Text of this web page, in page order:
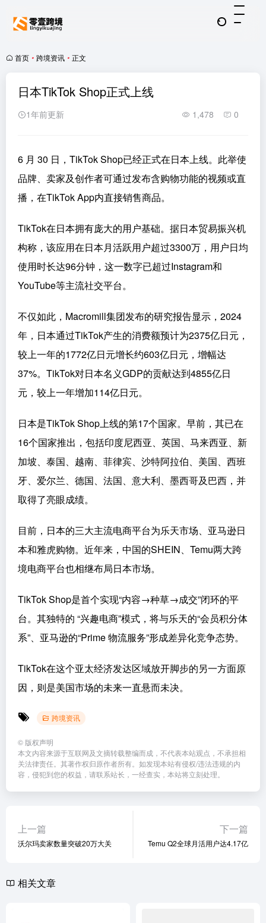
首页 • 跨境资讯 • 正文
日本TikTok Shop正式上线
1年前更新 1,478 0
6 月 30 日，TikTok Shop已经正式在日本上线。此举使
品牌、卖家及创作者可通过发布含购物功能的视频或直
播，在TikTok App内直接销售商品。
TikTok在日本拥有庞大的用户基础。据日本贸易振兴机
构称，该应用在日本月活跃用户超过3300万，用户日均
使用时长达96分钟，这一数字已超过Instagram和
YouTube等主流社交平台。
不仅如此，Macromill集团发布的研究报告显示，2024
年，日本通过TikTok产生的消费额预计为2375亿日元，
较上一年的1772亿日元增长约603亿日元，增幅达
37%。TikTok对日本名义GDP的贡献达到4855亿日
元，较上一年增加114亿日元。
日本是TikTok Shop上线的第17个国家。早前，其已在
16个国家推出，包括印度尼西亚、英国、马来西亚、新
加坡、泰国、越南、菲律宾、沙特阿拉伯、美国、西班
牙、爱尔兰、德国、法国、意大利、墨西哥及巴西，并
取得了亮眼成绩。
目前，日本的三大主流电商平台为乐天市场、亚马逊日
本和雅虎购物。近年来，中国的SHEIN、Temu两大跨
境电商平台也相继布局日本市场。
TikTok Shop是首个实现“内容→种草→成交”闭环的平
台。其独特的 “兴趣电商”模式，将与乐天的“会员积分体
系”、亚马逊的“Prime 物流服务”形成差异化竞争态势。
TikTok在这个亚太经济发达区域放开脚步的另一方面原
因，则是美国市场的未来一直悬而未决。
跨境资讯
© 版权声明
本文内容来源于互联网及文摘转载整编而成，不代表本站观点，不承担相
关法律责任。其著作权归原作者所有。如发现本站有侵权/违法违规的内
容，侵犯到您的权益，请联系站长，一经查实，本站将立刻处理。
上一篇
沃尔玛卖家数量突破20万大关
下一篇
Temu Q2全球月活用户达4.17亿
相关文章